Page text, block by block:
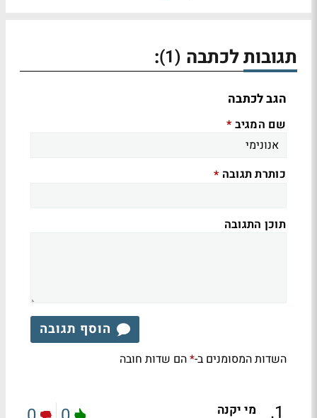
תגובות לכתבה (1)
:
הגב לכתבה
שם המגיב *
כותרת תגובה *
תוכן התגובה
הוסף תגובה
השדות המסומנים ב-*הם שדות חובה
1
. מי יקנה